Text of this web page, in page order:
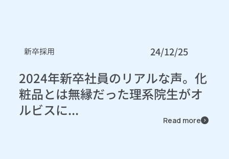
新卒採用 24/12/25
2024年新卒社員のリアルな声。化
粧品とは無縁だった理系院生がオ
ルビスに...
Read more